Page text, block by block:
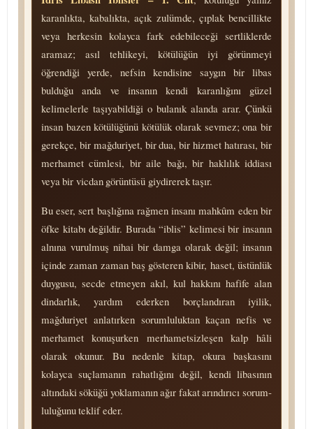
karanlıkta, kabalıkta, açık zulümde, çıplak bencillikte
veya herkesin kolayca fark edebileceği sertliklerde
aramaz; asıl tehlikeyi, kötülüğün iyi görünmeyi
öğrendiği yerde, nefsin kendisine saygın bir libas
bulduğu anda ve insanın kendi karanlığını güzel
kelimelerle taşıyabildiği o bulanık alanda arar. Çünkü
insan bazen kötülüğünü kötülük olarak sevmez; ona bir
gerekçe, bir mağduriyet, bir dua, bir hizmet hatırası, bir
merhamet cümlesi, bir aile bağı, bir haklılık iddiası
veya bir vicdan görüntüsü giydirerek taşır.
Bu eser, sert başlığına rağmen insanı mahkûm eden bir
öfke kitabı değildir. Burada “iblis” kelimesi bir insanın
alnına vurulmuş nihai bir damga olarak değil; insanın
içinde zaman zaman baş gösteren kibir, haset, üstünlük
duygusu, secde etmeyen akıl, kul hakkını hafife alan
dindarlık, yardım ederken borçlandıran iyilik,
mağduriyet anlatırken so­rum­lu­luk­tan kaçan nefis ve
merhamet konuşurken mer­ha­met­siz­le­şen kalp hâli
olarak okunur. Bu nedenle kitap, okura başkasını
kolayca suçlamanın rahatlığını değil, kendi libasının
altındaki söküğü yoklamanın ağır fakat arındırıcı so­rum­
lu­lu­ğu­nu teklif eder.